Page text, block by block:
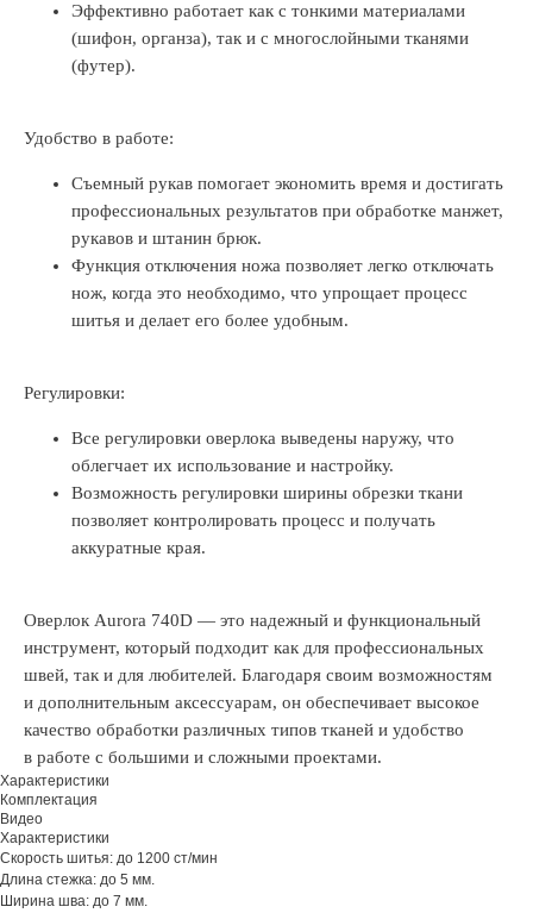
Эффективно работает как с тонкими материалами
(шифон, органза), так и с многослойными тканями
(футер).
Удобство в работе:
Съемный рукав помогает экономить время и достигать
профессиональных результатов при обработке манжет,
рукавов и штанин брюк.
Функция отключения ножа позволяет легко отключать
нож, когда это необходимо, что упрощает процесс
шитья и делает его более удобным.
Регулировки:
Все регулировки оверлока выведены наружу, что
облегчает их использование и настройку.
Возможность регулировки ширины обрезки ткани
позволяет контролировать процесс и получать
аккуратные края.
Оверлок Aurora 740D — это надежный и функциональный
инструмент, который подходит как для профессиональных
швей, так и для любителей. Благодаря своим возможностям
и дополнительным аксессуарам, он обеспечивает высокое
качество обработки различных типов тканей и удобство
в работе с большими и сложными проектами.
Характеристики
Комплектация
Видео
Характеристики
Скорость шитья: до 1200 ст/мин
Длина стежка: до 5 мм.
Ширина шва: до 7 мм.